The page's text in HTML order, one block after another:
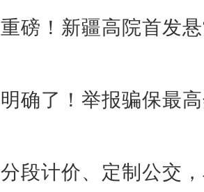
重磅！新疆高院首发
明确了！举报骗保最
分段计价、定制公交